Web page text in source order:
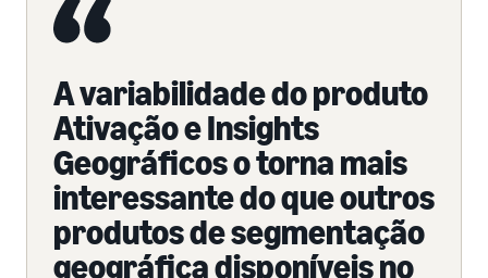
A variabilidade do produto
Ativação e Insights
Geográficos o torna mais
interessante do que outros
produtos de segmentação
geográfica disponíveis no